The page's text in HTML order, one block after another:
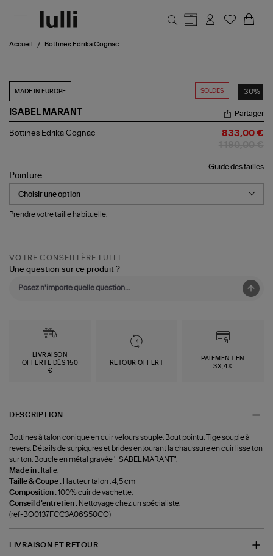
Accueil Bottines Edrika Cognac
SOLDES -30%
MADE IN EUROPE
ISABEL MARANT
Bottines
Partager
Bottines Edrika Cognac 833,00 €
Guide des tailles
Pointure
Prendre votre taille habituelle.
VOTRE CONSEILLÈRE LULLI
Une question sur ce produit ?
LIVRAISON
OFFERTE DÈS 150
€
RETOUR OFFERT
PAIEMENT EN
3X,4X
DESCRIPTION
Bottines à talon conique en cuir velours souple. Bout pointu. Tige souple à
revers. Détails de surpiqures et brides entourant la chaussure en cuir lisse ton
sur ton. Boucle en métal gravée "ISABEL MARANT".
Made in : Italie.
Taille & Coupe : Hauteur talon : 4,5 cm
Composition :100% cuir de vachette.
Conseil d'entretien : Nettoyage chez un spécialiste.
(ref-BO0137FCC3A06S50CO)
LIVRAISON ET RETOUR